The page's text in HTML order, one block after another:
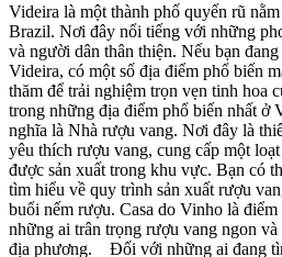
Videira là một thành phố quyến rũ
Brazil. Nơi đây nổi tiếng với những
và người dân thân thiện. Nếu bạn
Videira, có một số địa điểm phổ biến
thăm để trải nghiệm trọn vẹn tinh
trong những địa điểm phổ biến nhất ở
nghĩa là Nhà rượu vang. Nơi đây là
yêu thích rượu vang, cung cấp một
được sản xuất trong khu vực. Bạn có
tìm hiểu về quy trình sản xuất rượu
buổi nếm rượu. Casa do Vinho là
những ai trân trọng rượu vang ngon
địa phương. Đối với những ai đang